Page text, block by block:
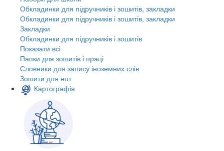
Обкладинки для підручників і зошитів, закладки
Обкладинки для підручників і зошитів, закладки
Закладки
Обкладинки для підручників і зошитів
Показати всі
Папки для зошитів і праці
Словники для запису іноземних слів
Зошити для нот
Картографія